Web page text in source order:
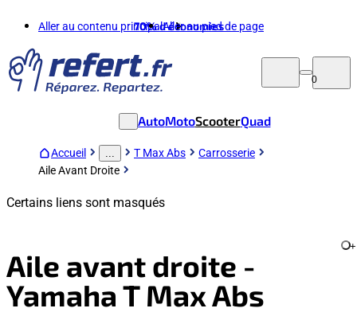
Aller au contenu principalAller au pied de page
70%d'économies
0
AutoMotoScooterQuad
Accueil T Max Abs
Carrosserie
Aile Avant Droite
Certains liens sont masqués
Aile avant droite -
Yamaha T Max Abs
+